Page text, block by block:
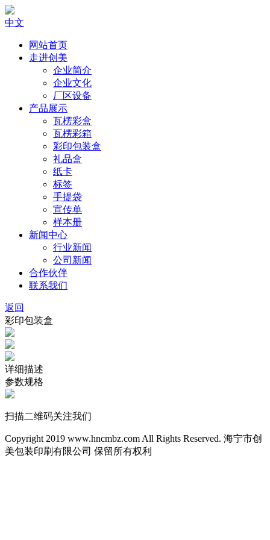
中文
网站首页
走进创美
企业简介
企业文化
厂区设备
产品展示
瓦楞彩盒
瓦楞彩箱
彩印包装盒
礼品盒
纸卡
标签
手提袋
宣传单
样本册
新闻中心
行业新闻
公司新闻
合作伙伴
联系我们
返回
彩印包装盒
详细描述
参数规格
扫描二维码关注我们
Copyright 2019 www.hncmbz.com All Rights Reserved. 海宁市创
美包装印刷有限公司 保留所有权利